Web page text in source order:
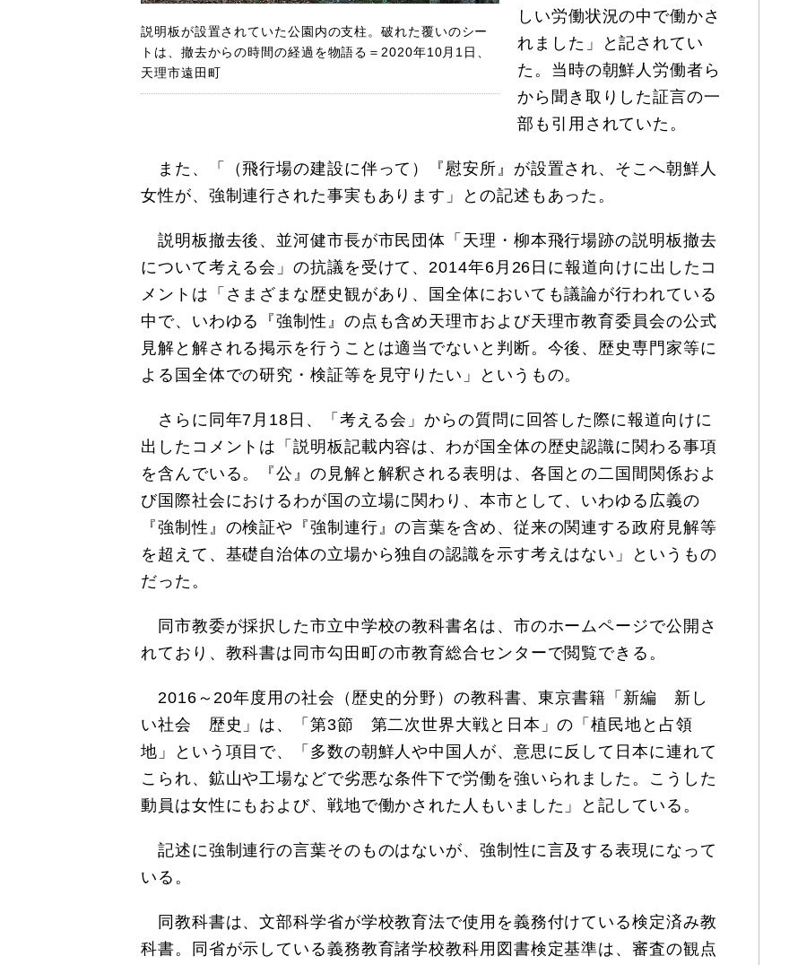
説明板が設置されていた公園内の支柱。破れた覆いのシー
トは、撤去からの時間の経過を物語る＝2020年10月1日、
天理市遠田町
しい労働状況の中で働かさ
れました」と記されてい
た。当時の朝鮮人労働者ら
から聞き取りした証言の一
部も引用されていた。
また、「（飛行場の建設に伴って）『慰安所』が設置され、そこへ朝鮮人
女性が、強制連行された事実もあります」との記述もあった。
説明板撤去後、並河健市長が市民団体「天理・柳本飛行場跡の説明板撤去
について考える会」の抗議を受けて、2014年6月26日に報道向けに出したコ
メントは「さまざまな歴史観があり、国全体においても議論が行われている
中で、いわゆる『強制性』の点も含め天理市および天理市教育委員会の公式
見解と解される掲示を行うことは適当でないと判断。今後、歴史専門家等に
よる国全体での研究・検証等を見守りたい」というもの。
さらに同年7月18日、「考える会」からの質問に回答した際に報道向けに
出したコメントは「説明板記載内容は、わが国全体の歴史認識に関わる事項
を含んでいる。『公』の見解と解釈される表明は、各国との二国間関係およ
び国際社会におけるわが国の立場に関わり、本市として、いわゆる広義の
『強制性』の検証や『強制連行』の言葉を含め、従来の関連する政府見解等
を超えて、基礎自治体の立場から独自の認識を示す考えはない」というもの
だった。
同市教委が採択した市立中学校の教科書名は、市のホームページで公開さ
れており、教科書は同市勾田町の市教育総合センターで閲覧できる。
2016～20年度用の社会（歴史的分野）の教科書、東京書籍「新編 新し
い社会 歴史」は、「第3節 第二次世界大戦と日本」の「植民地と占領
地」という項目で、「多数の朝鮮人や中国人が、意思に反して日本に連れて
こられ、鉱山や工場などで劣悪な条件下で労働を強いられました。こうした
動員は女性にもおよび、戦地で働かされた人もいました」と記している。
記述に強制連行の言葉そのものはないが、強制性に言及する表現になって
いる。
同教科書は、文部科学省が学校教育法で使用を義務付けている検定済み教
科書。同省が示している義務教育諸学校教科用図書検定基準は、審査の観点